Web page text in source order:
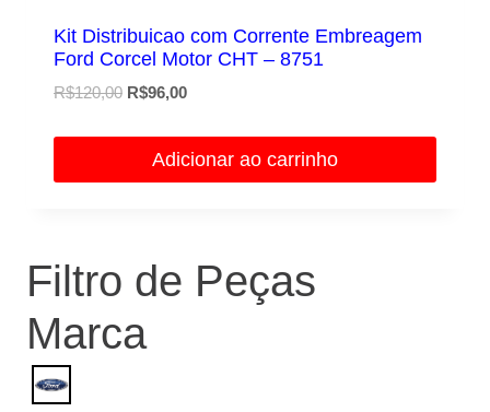
Kit Distribuicao com Corrente Embreagem
Ford Corcel Motor CHT – 8751
R$120,00 O
era:
R$96,00O
é:
Adicionar ao carrinho
Filtro de Peças
Marca